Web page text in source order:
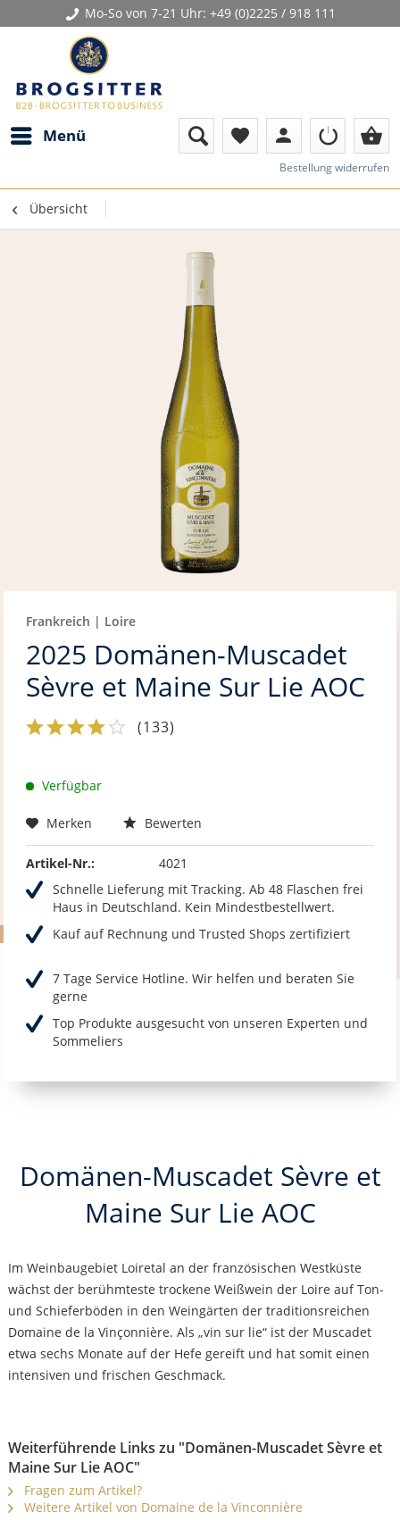
Mo-So von 7-21 Uhr: +49 (0)2225 / 918 111
Menü favorite person shopping_basket
Bestellung widerrufen
Übersicht
Frankreich | Loire
2025 Domänen-Muscadet
Sèvre et Maine Sur Lie AOC
(133)
Verfügbar
Merken Bewerten
Artikel-Nr.:
4021
Schnelle Lieferung mit Tracking. Ab 48 Flaschen frei
Haus in Deutschland. Kein Mindestbestellwert.
Kauf auf Rechnung und Trusted Shops zertifiziert
7 Tage Service Hotline. Wir helfen und beraten Sie
gerne
Top Produkte ausgesucht von unseren Experten und
Sommeliers
Domänen-Muscadet Sèvre et
Maine Sur Lie AOC
Im Weinbaugebiet Loiretal an der französischen Westküste
wächst der berühmteste trockene Weißwein der Loire auf Ton-
und Schieferböden in den Weingärten der traditionsreichen
Domaine de la Vinçonnière. Als „vin sur lie“ ist der Muscadet
etwa sechs Monate auf der Hefe gereift und hat somit einen
intensiven und frischen Geschmack.
Weiterführende Links zu "Domänen-Muscadet Sèvre et
Maine Sur Lie AOC"
Fragen zum Artikel?
Weitere Artikel von Domaine de la Vinconnière